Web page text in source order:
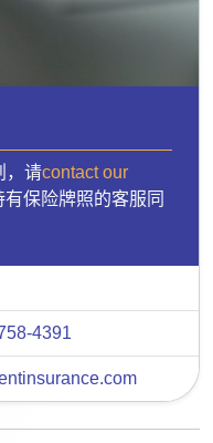
，请contact our
有保险牌照的客服同
4391